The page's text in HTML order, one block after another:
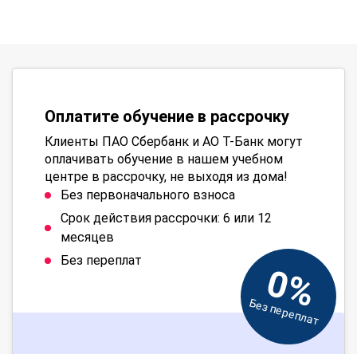
Оплатите обучение в рассрочку
Клиенты ПАО Сбербанк и АО Т-Банк могут
оплачивать обучение в нашем учебном
центре в рассрочку, не выходя из дома!
Без первоначального взноса
Срок действия рассрочки: 6 или 12
месяцев
Без переплат
0%
Без переплат